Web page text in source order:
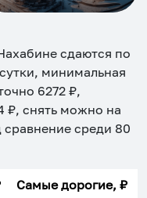
сдаются по
минимальная
6272 ₽,
₽, снять можно на
сравнение среди 80
Самые дорогие, ₽